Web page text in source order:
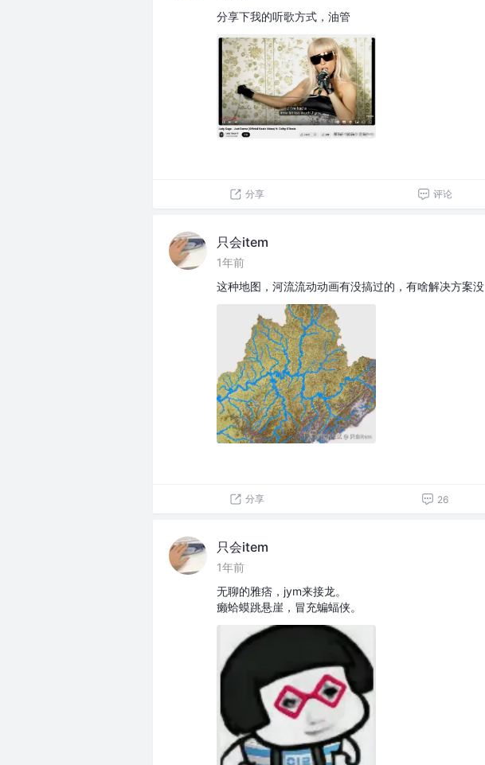
分享下我的听歌方式，油管
分享 评论
只会item
1年前
这种地图，河流流动动画有没搞过的，有啥解决方案没
分享 26
只会item
1年前
无聊的雅痞，jym来接龙。
癞蛤蟆跳悬崖，冒充蝙蝠侠。